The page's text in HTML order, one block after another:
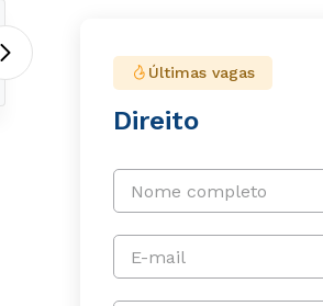
Últimas vagas
Direito
Nome completo
E-mail